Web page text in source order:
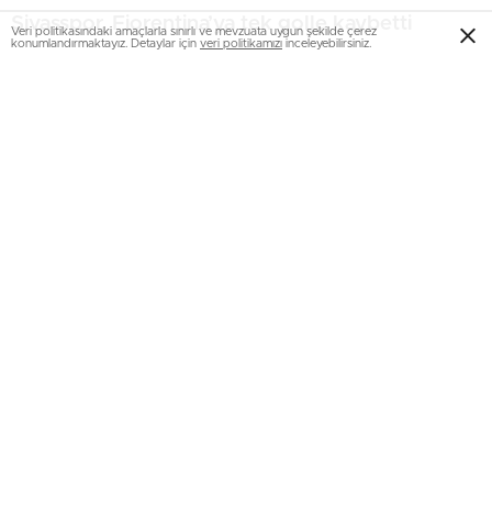
Sivasspor, Fiorentina’ya tek golle kaybetti
Veri politikasındaki amaçlarla sınırlı ve mevzuata uygun şekilde çerez
konumlandırmaktayız. Detaylar için veri politikamızı inceleyebilirsiniz.